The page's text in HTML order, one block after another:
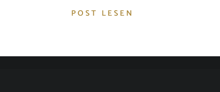
POST LESEN